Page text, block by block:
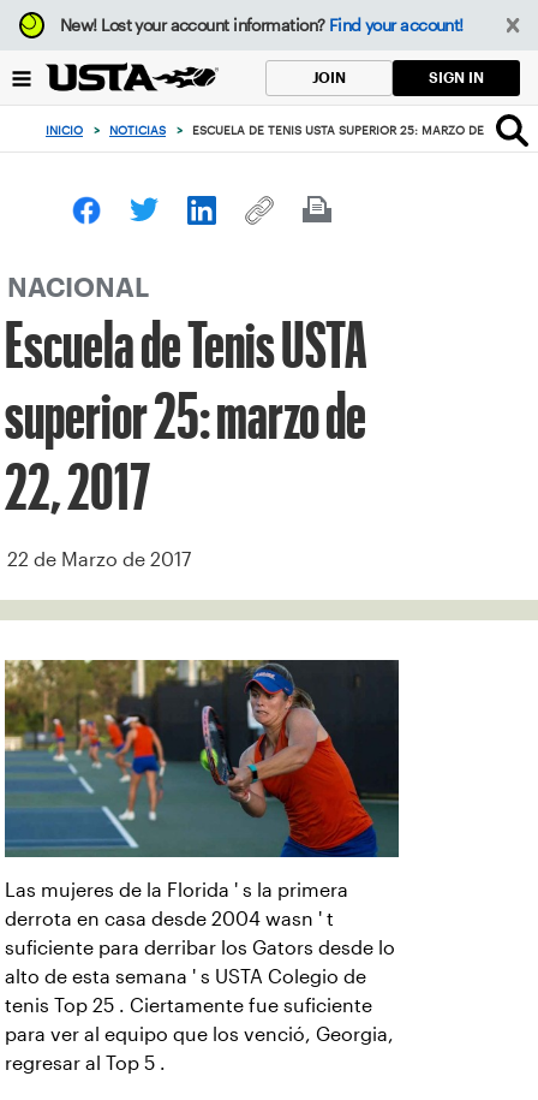
Enfoque
desde
botón
volver
principio
New!Lost your account information? Find your account!
JOIN SIGN IN
INICIO > NOTICIAS > ESCUELA DE TENIS USTA SUPERIOR 25: MARZO DE 22, 2017
NACIONAL
Escuela de Tenis USTA
superior 25: marzo de
22, 2017
22 de Marzo de 2017
Las mujeres de la Florida ' s la primera
derrota en casa desde 2004 wasn ' t
suficiente para derribar los Gators desde lo
alto de esta semana ' s USTA Colegio de
tenis Top 25 . Ciertamente fue suficiente
para ver al equipo que los venció, Georgia,
regresar al Top 5 .